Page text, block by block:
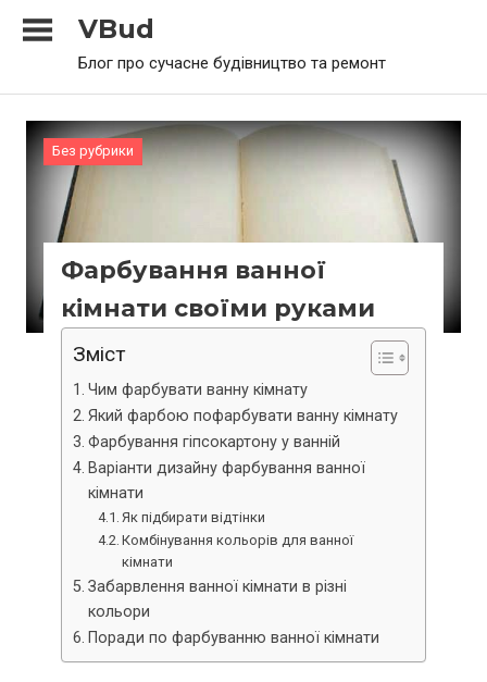
VBud
Блог про сучасне будівництво та ремонт
Без рубрики
Фарбування ванної
кімнати своїми руками
Зміст
Чим фарбувати ванну кімнату
Який фарбою пофарбувати ванну кімнату
Фарбування гіпсокартону у ванній
Варіанти дизайну фарбування ванної
кімнати
Як підбирати відтінки
Комбінування кольорів для ванної
кімнати
Забарвлення ванної кімнати в різні
кольори
Поради по фарбуванню ванної кімнати